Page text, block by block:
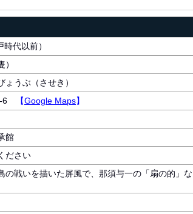
代以前）
ょうぶ（させき）
6 【Google Maps】
館
ださい
の戦いを描いた屏風で、那須与一の「扇の的」